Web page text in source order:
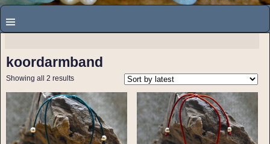
koordarmband
Showing all 2 results